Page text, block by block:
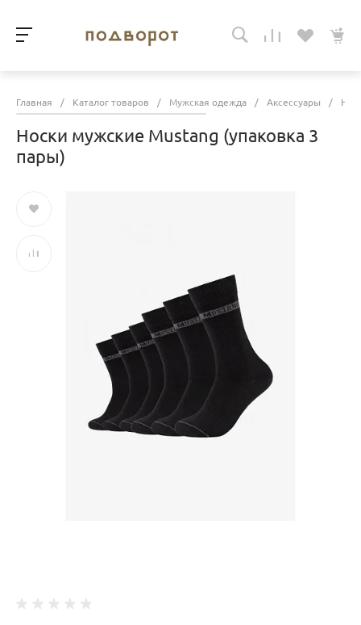
Главная / Каталог товаров / Мужская одежда / Аксессуары /
Носки мужские Mustang (упаковка 3
пары)